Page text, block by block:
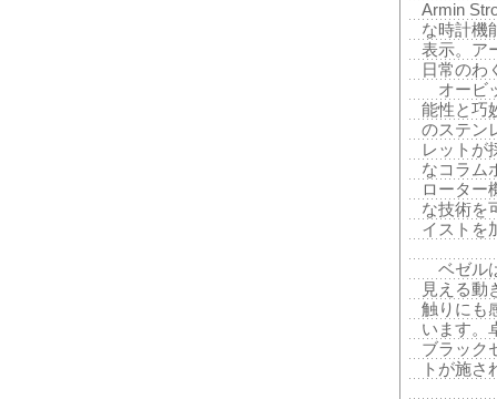
Armin
な時計機
表示。ア
日常のわ
オービ
能性と巧
のステン
レットが
なコラム
ローター
な技術を
イストを
ベゼル
見える動
触りにも
います。
ブラック
トが施さ